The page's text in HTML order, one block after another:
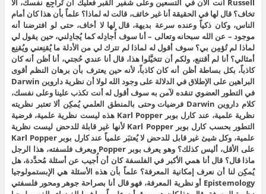
Russell أنت الآن في التسعين وعلى شفير القبر فعليك أن تُراجِع نفسك، ألا
تخاف؟ قال لها في الحقيقة أنا غير خائف، قالت له لماذا؟ علماً بأن هذا كان أمام
الناس، وكان ذكياً وعنده سرعة بديهة، قال لها لا أخاف، حتى لو افترضنا أنه
موجود – عن الله سبحانه وتعالى – أنا سوف أُجادِله كما يُجادِلني، حين يقول لي
لماذا لم تُؤمِن بي؟ سوف أقول له لماذا لم تترك لي من الأدلة ما يُقنِعني ويُقنِع
أمثالي؟ أنا لم أقتنع، ولكم أن تتخيَّلوا هذا، قال أنا عندي حُجتي، أنا أظن أنه كان
كاذباً، بكل بساطة أظن أنه كان كاذباً، لأنه حين يعترف بأن برهان النظم أقوى
البراهين على الإطلاق في الدلالة على وجود الله لولا أن نظرية داروين Darwin
في التطور العضوي تنقده لآمن به سوف أقول له أنت تكذب علينا وعلى نفسك،
كلام داروين Darwin فرضيات وحتى بالمنطق العلمي يُمكِن ألا تعتبر نظريته
نظرية علمية، عند كارل بوبر Karl Popper هذه ليست نظرية علمية، فرضية
التطور بحسب كارل بوبر Karl Popper لأنها غير قابلة للدحض ليست نظرية
علمية، وكل شيئ غير قابل للدحض لا يُعتبَر علمياً عند كارل بوبر Karl Popper
على الأقل، أليس كذلك؟ وهو يعرف بوبر Popper ويعرف فلسفته، هذا الرجل
ماذا قال؟ قال أنا همي الأكبر في الفلسفة كان أن أُجيب عن أسئلة مُحدَّدة، هل
يُمكِن لنا أن نعرف إمكانية المعرفة؟ علماً بأن هذه الأسئلة هي الإبستمولوجيا
Epistemology أو نظرية المعرفة، فهو قال أنا بصراحة جوهر ومحور فلسفتي